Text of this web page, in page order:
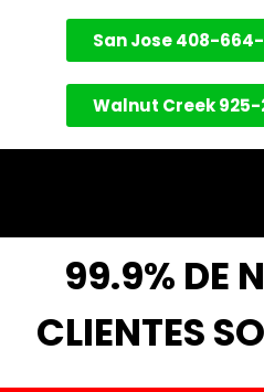
San Jose 408-664-
Walnut Creek
99.9% DE
CLIENTES